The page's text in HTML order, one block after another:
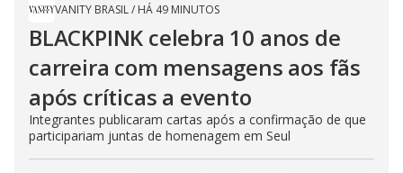
VANITY BRASIL/ HÁ 49 MINUTOS
BLACKPINK celebra 10 anos de
carreira com mensagens aos fãs
após críticas a evento
Integrantes publicaram cartas após a confirmação de que
participariam juntas de homenagem em Seul